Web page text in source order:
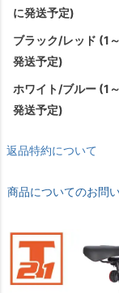
に発送予定)
ブラック/レッド (1
発送予定)
ホワイト/ブルー (1
発送予定)
返品特約について
商品についてのお問